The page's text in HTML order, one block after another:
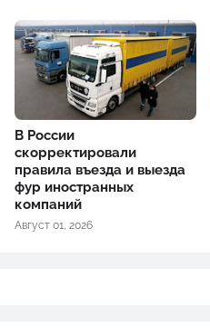
В России
скорректировали
правила въезда и выезда
фур иностранных
компаний
Август 01, 2026